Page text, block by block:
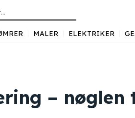
MALER ELEKTRIKER
– nøglen